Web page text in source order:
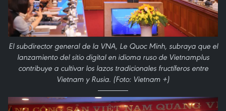
El subdirector general de la VNA, Le Quoc Minh, subraya que el
lanzamiento del sitio digital en idioma ruso de Vietnamplus
contribuye a cultivar los lazos tradicionales fructíferos entre
Vietnam y Rusia. (Foto: Vietnam +)